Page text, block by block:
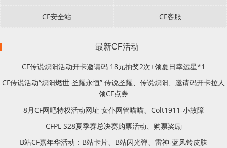
CF安全站 CF客服
最新CF活动
CF传说炽阳活动开卡邀请码 18元抽奖2次+领夏日幸运星*1
CF传说活动“炽阳燃世 圣耀永恒” 传说圣耀、传说炽阳、邀请码开卡拉人
领CF点券
8月CF网吧特权活动网址 女仆网管喵喵、Colt1911-小故障
CFPL S28夏季赛总决赛购票活动、购票奖励
B站CF嘉年华活动：B站卡片、B站闪光弹、雷神-蓝风铃皮肤